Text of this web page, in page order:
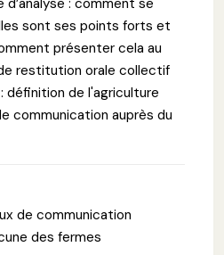
sont ses points forts et
présenter cela au
restitution orale collectif
définition de l'agriculture
communication auprès du
de communication
des fermes